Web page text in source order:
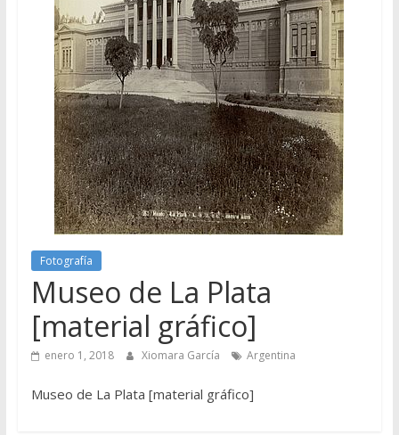
Fotografía
Museo de La Plata
[material gráfico]
enero 1, 2018 Xiomara García Argentina
Museo de La Plata [material gráfico]